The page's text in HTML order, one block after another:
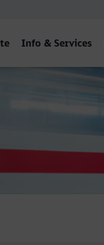
Info & Services
Hbf